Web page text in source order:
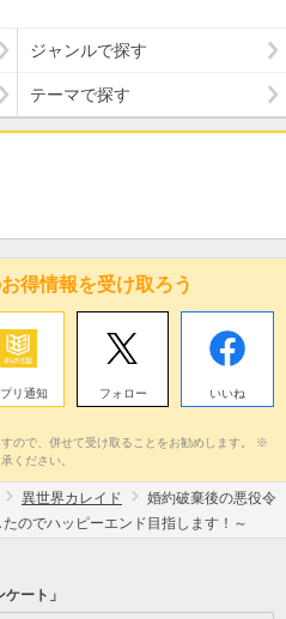
ジャンルで探す
テーマで探す
得情報を受け取ろう
リ通知 フォロー いいね
ので、併せて受け取ることをお勧めします。 ※
ください。
異世界カレイド
婚約破棄後の悪役令
のでハッピーエンド目指します！～
ート」